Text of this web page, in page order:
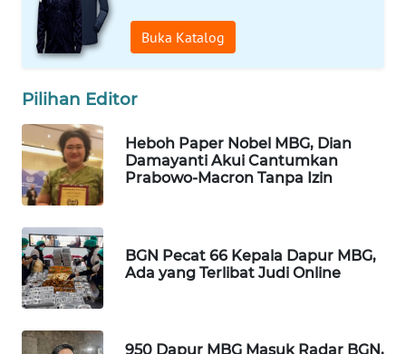
Buka Katalog
Pilihan Editor
Heboh Paper Nobel MBG, Dian
Damayanti Akui Cantumkan
Prabowo-Macron Tanpa Izin
BGN Pecat 66 Kepala Dapur MBG,
Ada yang Terlibat Judi Online
950 Dapur MBG Masuk Radar BGN,
FORWAMKI
FORJASIDA
TAMBANG
NEWS
SITUNGIR
NEWS
SIDIKALANG
NEWS